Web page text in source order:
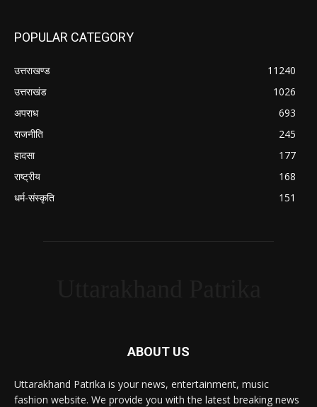
POPULAR CATEGORY
उत्तराखण्ड
11240
उत्तराखंड
1026
अपराध
693
राजनीति
245
हादसा
177
राष्ट्रीय
168
धर्म-संस्कृति
151
ABOUT US
Uttarakhand Patrika is your news, entertainment, music
fashion website. We provide you with the latest breaking news